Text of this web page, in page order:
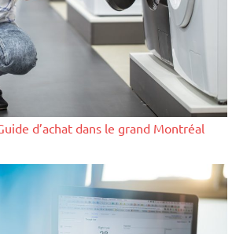
d’achat dans le grand Montréal